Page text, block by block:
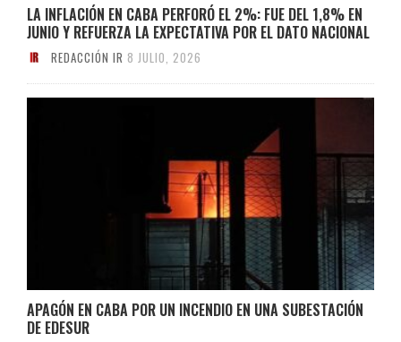
LA INFLACIÓN EN CABA PERFORÓ EL 2%: FUE DEL 1,8% EN
JUNIO Y REFUERZA LA EXPECTATIVA POR EL DATO NACIONAL
REDACCIÓN IR 8 JULIO, 2026
APAGÓN EN CABA POR UN INCENDIO EN UNA SUBESTACIÓN
DE EDESUR